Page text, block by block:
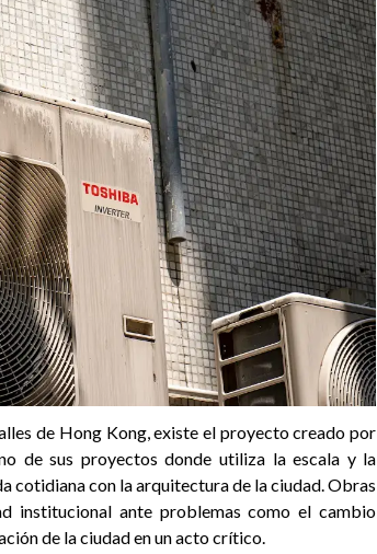
de Hong Kong, existe el proyecto creado por
de sus proyectos donde utiliza la escala y la
cotidiana con la arquitectura de la ciudad. Obras
institucional ante problemas como el cambio
de la ciudad en un acto crítico.